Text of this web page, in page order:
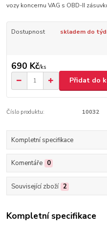
vozy koncernu VAG s OBD-II
Dostupnost skladem do
690 Kč/ks
Přidat do
Číslo produktu: 10032
Kompletní specifikace
Komentáře 0
Související zboží 2
Kompletní specifikace